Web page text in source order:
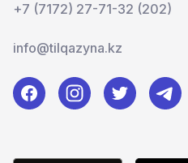
+7 (7172) 27-71-32 (202)
info@tilqazyna.kz